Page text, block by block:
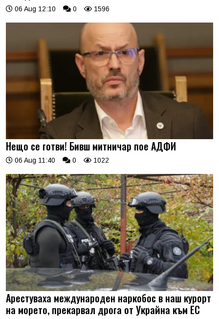
06 Aug 12:10 0 1596
Нещо се готви! Бивш митничар пое АДФИ
06 Aug 11:40 0 1022
Арестуваха международен наркобос в наш курорт
на морето, прекарвал дрога от Украйна към ЕС